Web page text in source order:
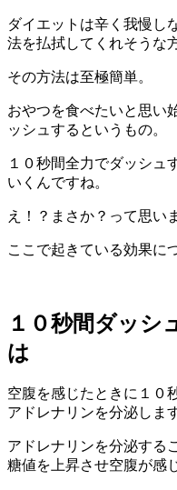
ダイエットは辛く我慢し
法を払拭してくれそうな
その方法は至極簡単。
おやつを食べたいと思い
ッシュするというもの。
１０秒間全力でダッシュ
いくんですね。
え！？まさか？って思い
ここで起きている効果に
１０秒間ダッシ
は
空腹を感じたときに１０
アドレナリンを分泌しま
アドレナリンを分泌する
糖値を上昇させ空腹が感